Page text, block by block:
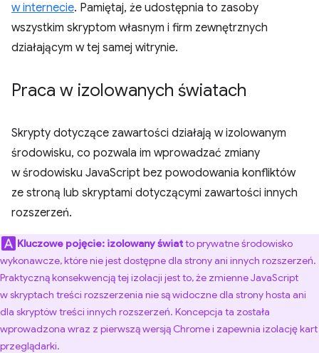
w internecie. Pamiętaj, że udostępnia to zasoby
wszystkim skryptom własnym i firm zewnętrznych
działającym w tej samej witrynie.
Praca w izolowanych światach
Skrypty dotyczące zawartości działają w izolowanym
środowisku, co pozwala im wprowadzać zmiany
w środowisku JavaScript bez powodowania konfliktów
ze stroną lub skryptami dotyczącymi zawartości innych
rozszerzeń.
Kluczowe pojęcie: izolowany światto prywatne środowisko
wykonawcze, które nie jest dostępne dla strony ani innych rozszerzeń.
Praktyczną konsekwencją tej izolacji jest to, że zmienne JavaScript
w skryptach treści rozszerzenia nie są widoczne dla strony hosta ani
dla skryptów treści innych rozszerzeń. Koncepcja ta została
wprowadzona wraz z pierwszą wersją Chrome i zapewnia izolację kart
przeglądarki.